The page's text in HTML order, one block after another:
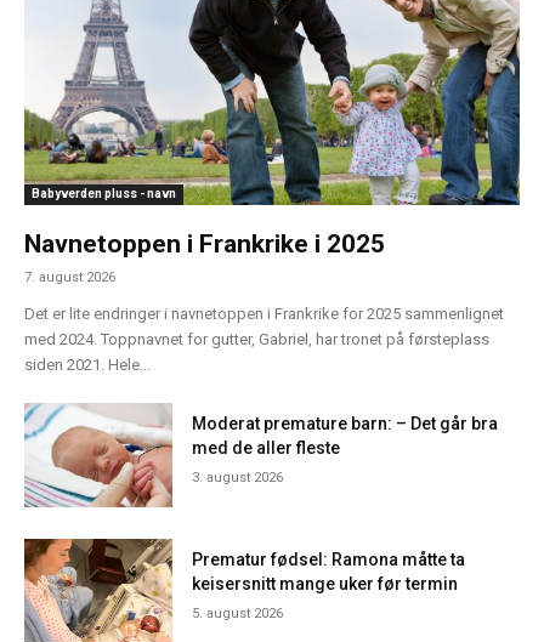
Babyverden pluss - navn
Navnetoppen i Frankrike i 2025
7. august 2026
Det er lite endringer i navnetoppen i Frankrike for 2025 sammenlignet
med 2024. Toppnavnet for gutter, Gabriel, har tronet på førsteplass
siden 2021. Hele...
Moderat premature barn: – Det går bra
med de aller fleste
3. august 2026
Prematur fødsel: Ramona måtte ta
keisersnitt mange uker før termin
5. august 2026